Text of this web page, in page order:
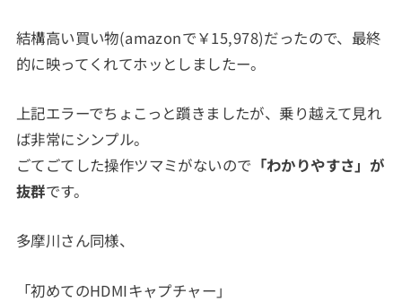
結構高い買い物(amazonで￥15,978)だったので、最終
的に映ってくれてホッとしましたー。
上記エラーでちょこっと躓きましたが、乗り越えて見れ
ば非常にシンプル。
ごてごてした操作ツマミがないので 「わかりやすさ」が
抜群です。
多摩川さん同様、
「初めてのHDMIキャプチャー」